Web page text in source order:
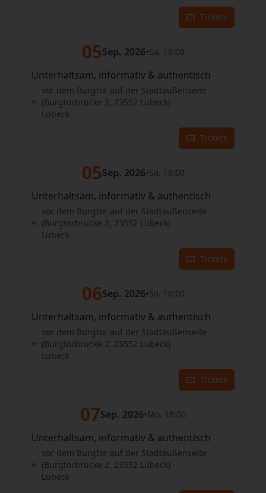
Tickets
05Sep. 2026•Sa. 16:00
Unterhaltsam, informativ & authentisch
vor dem Burgtor auf der Stadtaußenseite
(Burgtorbrücke 2, 23552 Lübeck)
Lübeck
Tickets
05Sep. 2026•Sa. 16:00
Unterhaltsam, informativ & authentisch
vor dem Burgtor auf der Stadtaußenseite
(Burgtorbrücke 2, 23552 Lübeck)
Lübeck
Tickets
06Sep. 2026•So. 16:00
Unterhaltsam, informativ & authentisch
vor dem Burgtor auf der Stadtaußenseite
(Burgtorbrücke 2, 23552 Lübeck)
Lübeck
Tickets
07Sep. 2026•Mo. 16:00
Unterhaltsam, informativ & authentisch
vor dem Burgtor auf der Stadtaußenseite
(Burgtorbrücke 2, 23552 Lübeck)
Lübeck